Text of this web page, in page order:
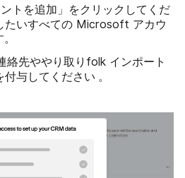
トを追加」をクリックしてくだ
たいすべての Microsoft アカウ
絡先ややり取りfolk インポート
付与してください 。